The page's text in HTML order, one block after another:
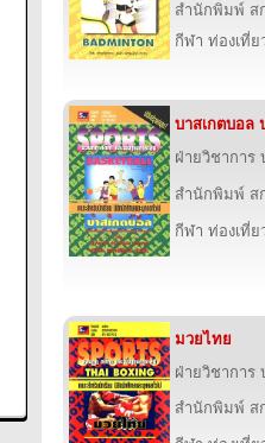
สำนักพิมพ์ ส
กีฬา ท่องเที่
บาสเกตบอล
ฝ่ายวิชาการ
สำนักพิมพ์ ส
กีฬา ท่องเที่
มวยไทย
ฝ่ายวิชาการ
สำนักพิมพ์ ส